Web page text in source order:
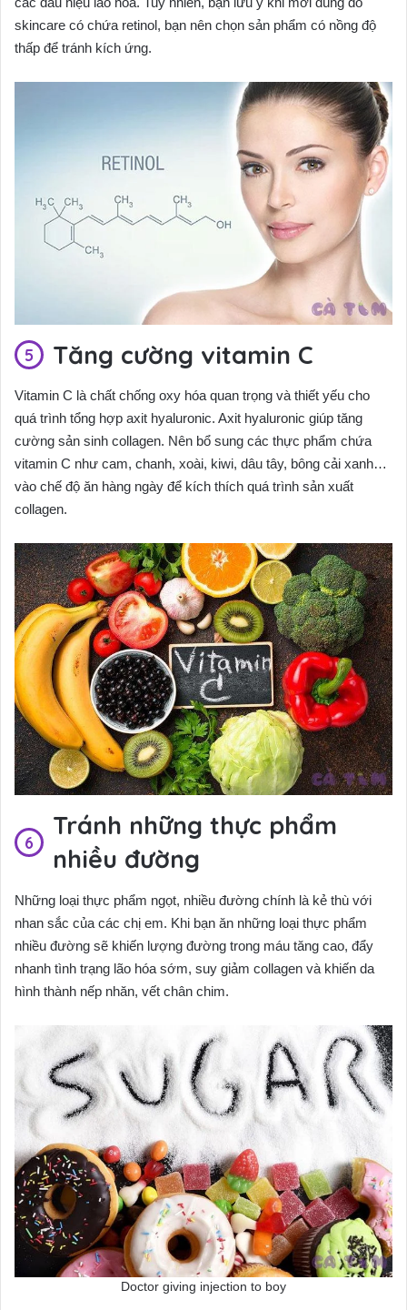
skincare có chứa retinol, bạn nên chọn sản phẩm có nồng độ
thấp để tránh kích ứng.
Tăng cường vitamin C
Vitamin C là chất chống oxy hóa quan trọng và thiết yếu cho
quá trình tổng hợp axit hyaluronic. Axit hyaluronic giúp tăng
cường sản sinh collagen. Nên bổ sung các thực phẩm chứa
vitamin C như cam, chanh, xoài, kiwi, dâu tây, bông cải xanh…
vào chế độ ăn hàng ngày để kích thích quá trình sản xuất
collagen.
Tránh những thực phẩm
nhiều đường
Những loại thực phẩm ngọt, nhiều đường chính là kẻ thù với
nhan sắc của các chị em. Khi bạn ăn những loại thực phẩm
nhiều đường sẽ khiến lượng đường trong máu tăng cao, đẩy
nhanh tình trạng lão hóa sớm, suy giảm collagen và khiến da
hình thành nếp nhăn, vết chân chim.
Doctor giving injection to boy